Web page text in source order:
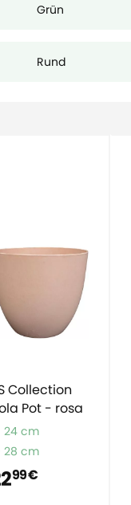
Grün
Rund
Collection
Pot - rosa
24 cm
28 cm
99 €